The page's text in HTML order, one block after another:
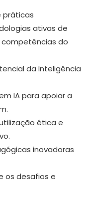
práticas
ativas de
do
da Inteligência
IA para apoiar a
ética e
inovadoras
os desafios e